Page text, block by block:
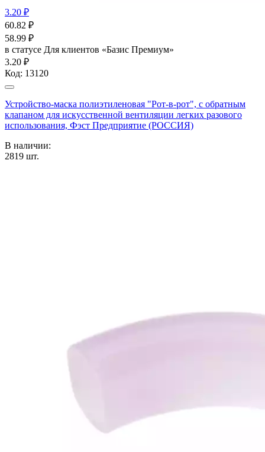
3.20 ₽
60.82 ₽
58.99 ₽
в статусе Для клиентов «Базис Премиум»
3.20 ₽
Код: 13120
Устройство-маска полиэтиленовая "Рот-в-рот", с обратным
клапаном для искусственной вентиляции легких разового
использования, Фэст Предприятие (РОССИЯ)
В наличии:
2819 шт.